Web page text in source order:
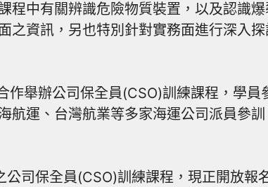
程中有關辨識危險物質裝置，以及認識
之資訊，另也特別針對實務面進行深入
舉辦公司保全員(CSO)訓練課程，學員
航運、台灣航業等多家海運公司派員參
司保全員(CSO)訓練課程，現正開放報